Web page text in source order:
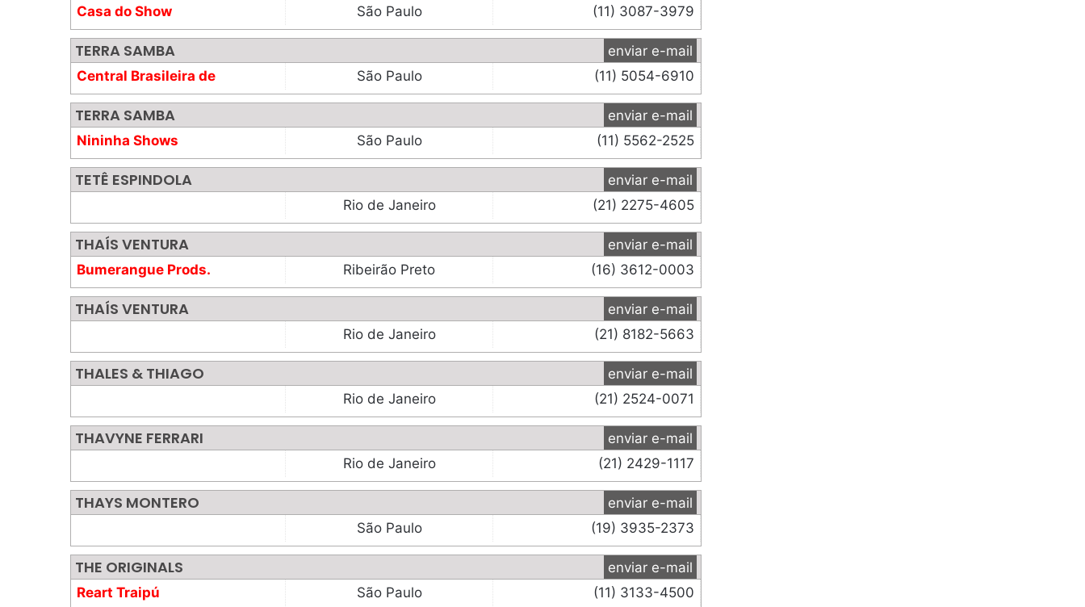
Casa do Show
São Paulo (11) 3087-3979
TERRA SAMBA
enviar e-mail
Central Brasileira de
Marketing
São Paulo (11) 5054-6910
TERRA SAMBA
enviar e-mail
Nininha Shows
São Paulo (11) 5562-2525
TETÊ ESPINDOLA
enviar e-mail
Rio de Janeiro
(21) 2275-4605
THAÍS VENTURA
enviar e-mail
Bumerangue Prods.
Ribeirão Preto (16) 3612-0003
THAÍS VENTURA
enviar e-mail
Rio de Janeiro
(21) 8182-5663
THALES & THIAGO
enviar e-mail
Rio de Janeiro
(21) 2524-0071
THAVYNE FERRARI
enviar e-mail
Rio de Janeiro
(21) 2429-1117
THAYS MONTERO
enviar e-mail
São Paulo
(19) 3935-2373
THE ORIGINALS
enviar e-mail
Reart Traipú
São Paulo (11) 3133-4500